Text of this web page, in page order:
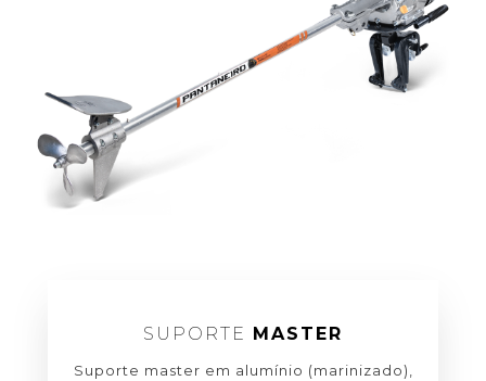
SUPORTE MASTER
Suporte master em alumínio (marinizado),